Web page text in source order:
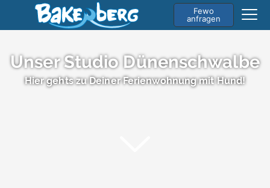
Fewo
anfragen
Unser Studio Dünenschwalbe
Hier gehts zu Deiner Ferienwohnung mit Hund!